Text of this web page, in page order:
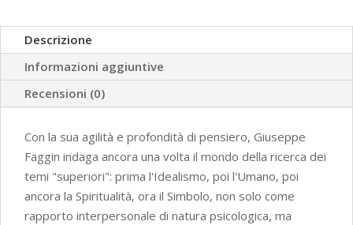
luce
quantità
Descrizione
Informazioni aggiuntive
Recensioni (0)
Con la sua agilità e profondità di pensiero, Giuseppe
Faggin indaga ancora una volta il mondo della ricerca dei
temi "superiori": prima l'Idealismo, poi l'Umano, poi
ancora la Spiritualità, ora il Simbolo, non solo come
rapporto interpersonale di natura psicologica, ma